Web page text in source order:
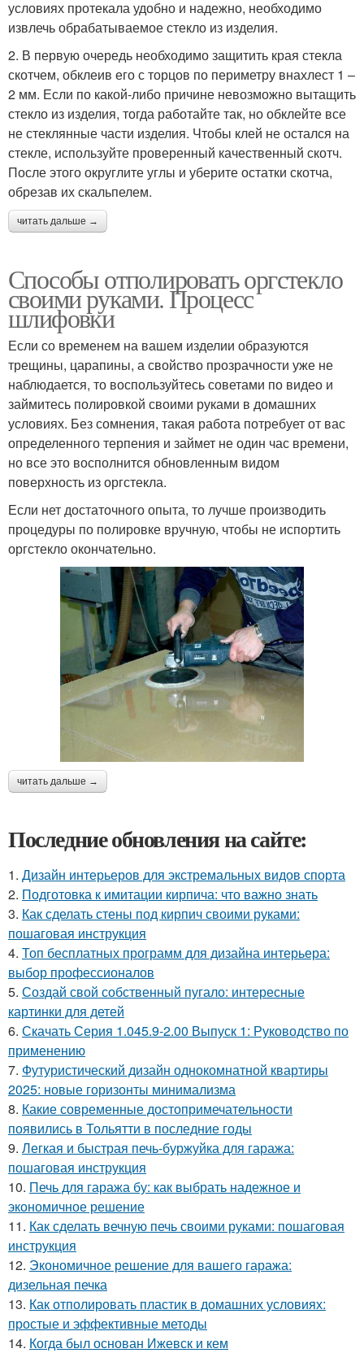
условиях протекала удобно и надежно, необходимо
извлечь обрабатываемое стекло из изделия.
2. В первую очередь необходимо защитить края стекла
скотчем, обклеив его с торцов по периметру внахлест 1 –
2 мм. Если по какой-либо причине невозможно вытащить
стекло из изделия, тогда работайте так, но обклейте все
не стеклянные части изделия. Чтобы клей не остался на
стекле, используйте проверенный качественный скотч.
После этого округлите углы и уберите остатки скотча,
обрезав их скальпелем.
читать дальше →
Способы отполировать оргстекло
своими руками. Процесс
шлифовки
Если со временем на вашем изделии образуются
трещины, царапины, а свойство прозрачности уже не
наблюдается, то воспользуйтесь советами по видео и
займитесь полировкой своими руками в домашних
условиях. Без сомнения, такая работа потребует от вас
определенного терпения и займет не один час времени,
но все это восполнится обновленным видом
поверхность из оргстекла.
Если нет достаточного опыта, то лучше производить
процедуры по полировке вручную, чтобы не испортить
оргстекло окончательно.
читать дальше →
Последние обновления на сайте:
1. Дизайн интерьеров для экстремальных видов спорта
2. Подготовка к имитации кирпича: что важно знать
3. Как сделать стены под кирпич своими руками:
пошаговая инструкция
4. Топ бесплатных программ для дизайна интерьера:
выбор профессионалов
5. Создай свой собственный пугало: интересные
картинки для детей
6. Скачать Серия 1.045.9-2.00 Выпуск 1: Руководство по
применению
7. Футуристический дизайн однокомнатной квартиры
2025: новые горизонты минимализма
8. Какие современные достопримечательности
появились в Тольятти в последние годы
9. Легкая и быстрая печь-буржуйка для гаража:
пошаговая инструкция
10. Печь для гаража бу: как выбрать надежное и
экономичное решение
11. Как сделать вечную печь своими руками: пошаговая
инструкция
12. Экономичное решение для вашего гаража:
дизельная печка
13. Как отполировать пластик в домашних условиях:
простые и эффективные методы
14. Когда был основан Ижевск и кем